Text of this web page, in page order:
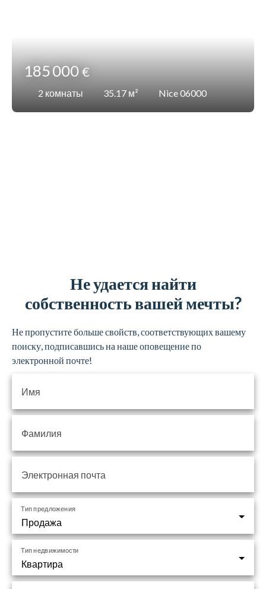
185 000€
2 комнаты 35.17 м² Nice 06000
Не удается найти
собственность вашей мечты?
Не пропустите больше свойств, соответствующих вашему
поиску, подписавшись на наше оповещение по
электронной почте!
Имя
Фамилия
Электронная почта
Продажа
Тип предложения
Квартира
Тип недвижимости